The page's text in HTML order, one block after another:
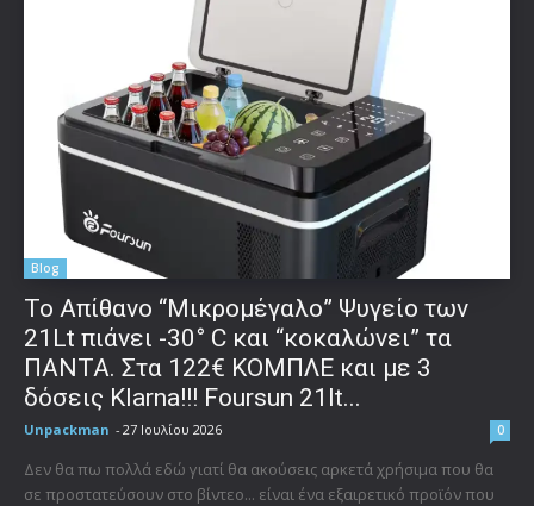
Blog
Το Απίθανο “Μικρομέγαλο” Ψυγείο των
21Lt πιάνει -30° C και “κοκαλώνει” τα
ΠΑΝΤΑ. Στα 122€ ΚΟΜΠΛΕ και με 3
δόσεις Klarna!!! Foursun 21lt...
Unpackman - 27 Ιουλίου 2026 0
Δεν θα πω πολλά εδώ γιατί θα ακούσεις αρκετά χρήσιμα που θα
σε προστατεύσουν στο βίντεο... είναι ένα εξαιρετικό προϊόν που